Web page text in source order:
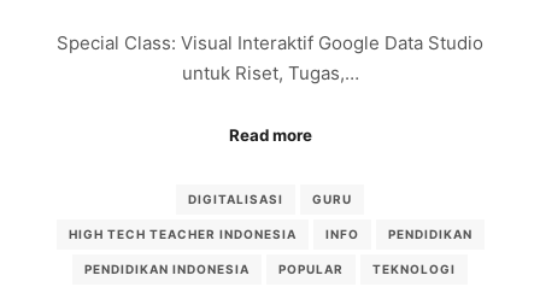
Special Class: Visual Interaktif Google Data Studio
untuk Riset, Tugas,…
Read more
DIGITALISASI GURU
HIGH TECH TEACHER INDONESIA INFO PENDIDIKAN
PENDIDIKAN INDONESIA POPULAR TEKNOLOGI